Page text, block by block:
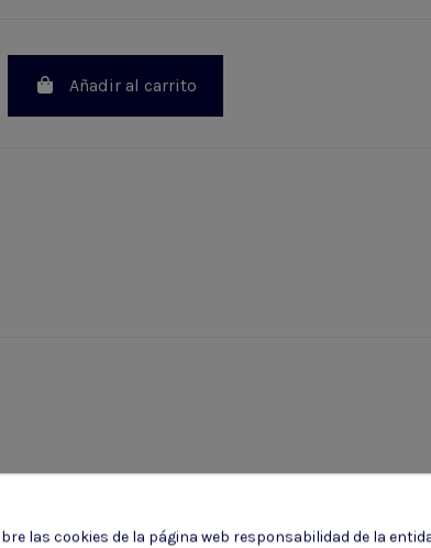
Añadir al carrito
las cookies de la página web responsabilidad de la